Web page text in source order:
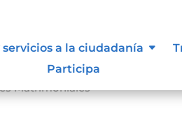
a la ciudadanía
Participa